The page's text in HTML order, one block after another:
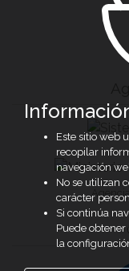
Este sitio web
recopilar
navegación
No se utilizan
carácter
Si continúa
Puede
la